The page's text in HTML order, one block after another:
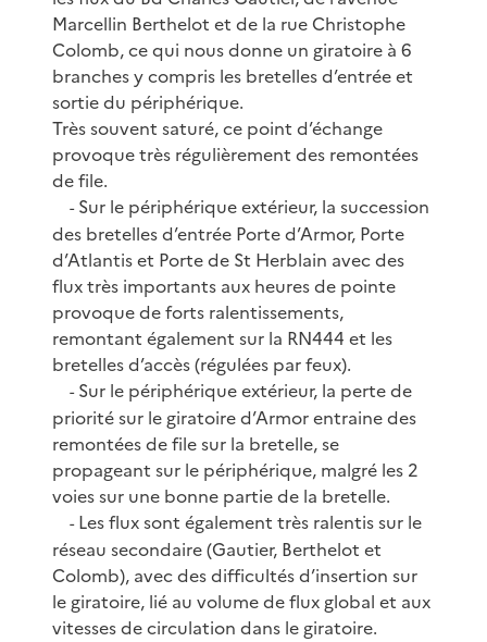
Marcellin Berthelot et de la rue Christophe
Colomb, ce qui nous donne un giratoire à 6
branches y compris les bretelles d’entrée et
sortie du périphérique.
Très souvent saturé, ce point d’échange
provoque très régulièrement des remontées
de file.
-Sur le périphérique extérieur, la succession
des bretelles d’entrée Porte d’Armor, Porte
d’Atlantis et Porte de St Herblain avec des
flux très importants aux heures de pointe
provoque de forts ralentissements,
remontant également sur la RN444 et les
bretelles d’accès (régulées par feux).
-Sur le périphérique extérieur, la perte de
priorité sur le giratoire d’Armor entraine des
remontées de file sur la bretelle, se
propageant sur le périphérique, malgré les 2
voies sur une bonne partie de la bretelle.
-Les flux sont également très ralentis sur le
réseau secondaire (Gautier, Berthelot et
Colomb), avec des difficultés d’insertion sur
le giratoire, lié au volume de flux global et aux
vitesses de circulation dans le giratoire.